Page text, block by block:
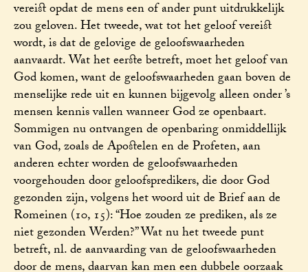
vereist opdat de mens een of ander punt uitdrukkelijk
zou geloven. Het tweede, wat tot het geloof vereist
wordt, is dat de gelovige de geloofswaarheden
aanvaardt. Wat het eerste betreft, moet het geloof van
God komen, want de geloofswaarheden gaan boven de
menselijke rede uit en kunnen bijgevolg alleen onder ’s
mensen kennis vallen wanneer God ze openbaart.
Sommigen nu ontvangen de openbaring onmiddellijk
van God, zoals de Apostelen en de Profeten, aan
anderen echter worden de geloofswaarheden
voorgehouden door geloofspredikers, die door God
gezonden zijn, volgens het woord uit de Brief aan de
Romeinen (10, 15): “Hoe zouden ze prediken, als ze
niet gezonden Werden?” Wat nu het tweede punt
betreft, nl. de aanvaarding van de geloofswaarheden